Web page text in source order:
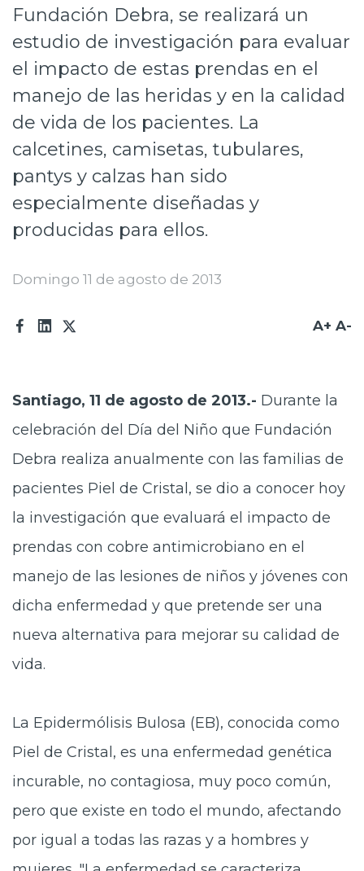
Fundación Debra, se realizará un
estudio de investigación para evaluar
el impacto de estas prendas en el
manejo de las heridas y en la calidad
de vida de los pacientes. La
calcetines, camisetas, tubulares,
pantys y calzas han sido
especialmente diseñadas y
producidas para ellos.
Domingo 11 de agosto de 2013
A+ A-
Santiago, 11 de agosto de 2013.- Durante la
celebración del Día del Niño que Fundación
Debra realiza anualmente con las familias de
pacientes Piel de Cristal, se dio a conocer hoy
la investigación que evaluará el impacto de
prendas con cobre antimicrobiano en el
manejo de las lesiones de niños y jóvenes con
dicha enfermedad y que pretende ser una
nueva alternativa para mejorar su calidad de
vida.
La Epidermólisis Bulosa (EB), conocida como
Piel de Cristal, es una enfermedad genética
incurable, no contagiosa, muy poco común,
pero que existe en todo el mundo, afectando
por igual a todas las razas y a hombres y